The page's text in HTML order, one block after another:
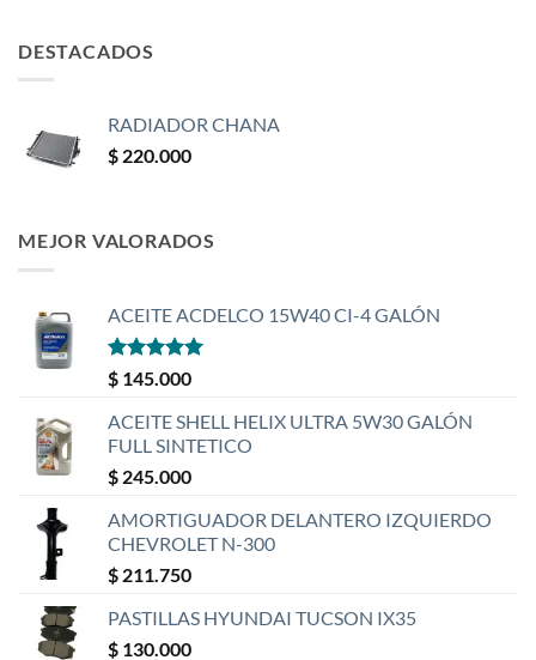
DESTACADOS
RADIADOR CHANA
$ 220.000
MEJOR VALORADOS
ACEITE ACDELCO 15W40 CI-4 GALÓN
Valorado
con
$ 145.000
ACEITE SHELL HELIX ULTRA 5W30 GALÓN
FULL SINTETICO
$ 245.000
AMORTIGUADOR DELANTERO IZQUIERDO
CHEVROLET N-300
$ 211.750
PASTILLAS HYUNDAI TUCSON IX35
$ 130.000